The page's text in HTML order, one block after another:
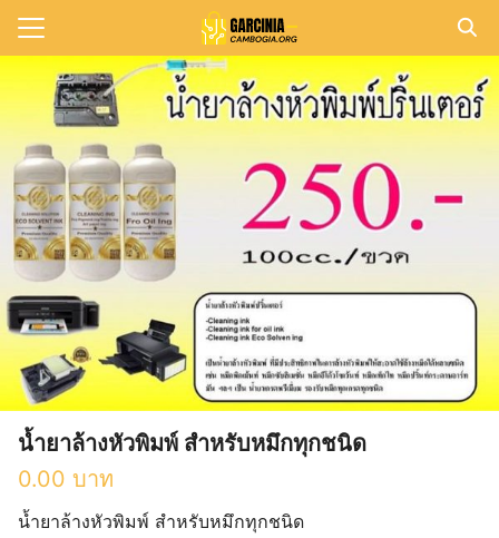
Skip
content
ม
งหมด
เรา
Search
for:
น้ำยาล้างหัวพิมพ์ สำหรับหมึกทุกชนิด
0.00 บาท
น้ำยาล้างหัวพิมพ์ สำหรับหมึกทุกชนิด